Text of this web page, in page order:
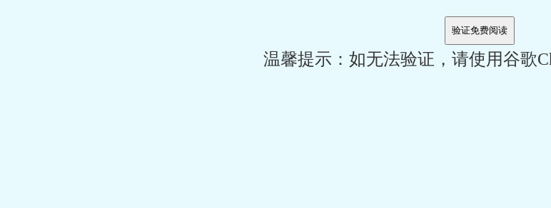
温馨提示：如无法验证，请使用谷歌